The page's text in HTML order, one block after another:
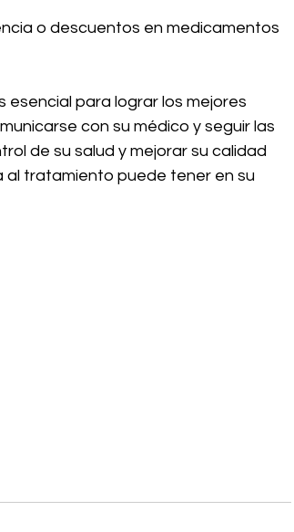
o descuentos en medicamentos
esencial para lograr los mejores
con su médico y seguir las
de su salud y mejorar su calidad
al tratamiento puede tener en su